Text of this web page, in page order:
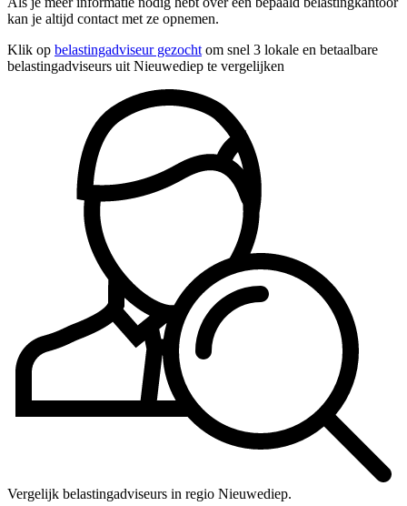
kan je altijd contact met ze opnemen.
Klik op belastingadviseur gezocht om snel 3 lokale en betaalbare
belastingadviseurs uit Nieuwediep te vergelijken
Vergelijk belastingadviseurs in regio Nieuwediep.